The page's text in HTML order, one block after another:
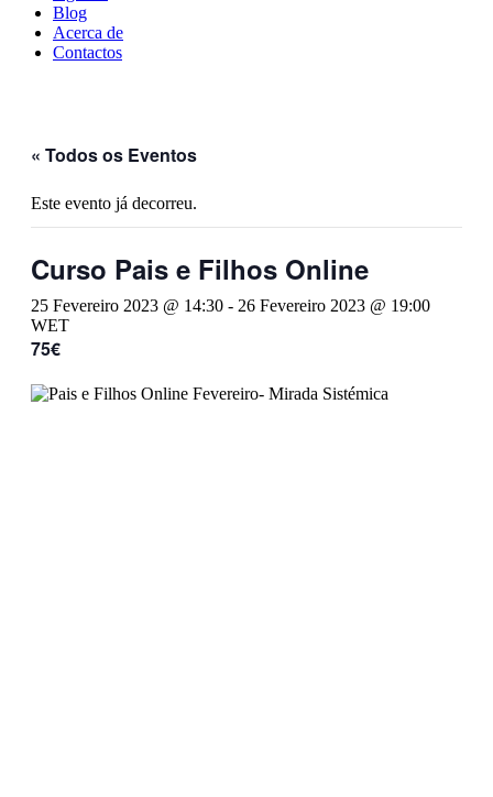
Blog
Acerca de
Contactos
« Todos os Eventos
Este evento já decorreu.
Curso Pais e Filhos Online
25 Fevereiro 2023 @ 14:30 - 26 Fevereiro 2023 @ 19:00
WET
75€